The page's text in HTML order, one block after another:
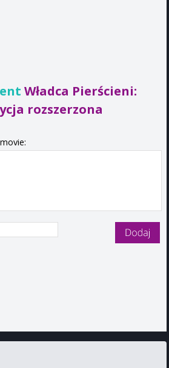
Władca Pierścieni:
rozszerzona